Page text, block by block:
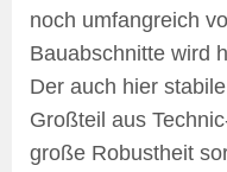
noch umfangreich
Bauabschnitte wird
Der auch hier
Großteil aus
große Robustheit